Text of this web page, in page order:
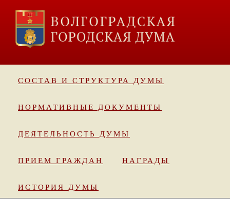
СОСТАВ И СТРУКТУРА ДУМЫ
НОРМАТИВНЫЕ ДОКУМЕНТЫ
ДЕЯТЕЛЬНОСТЬ ДУМЫ
ПРИЕМ ГРАЖДАН НАГРАДЫ
ИСТОРИЯ ДУМЫ